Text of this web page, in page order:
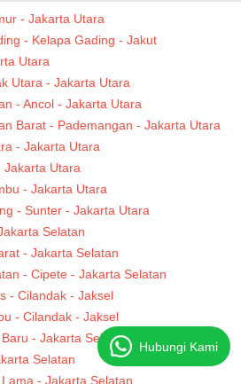
- Jakarta Utara
- Kelapa Gading - Jakut
Utara
Utara - Jakarta Utara
- Ancol - Jakarta Utara
Barat - Pademangan - Jakarta Utara
- Jakarta Utara
Jakarta Utara
- Jakarta Utara
- Sunter - Jakarta Utara
Selatan
- Jakarta Selatan
- Cipete - Jakarta Selatan
- Cilandak - Jaksel
- Cilandak - Jaksel
- Jakarta Selatan
Selatan
- Jakarta Selatan
Hubungi Kami